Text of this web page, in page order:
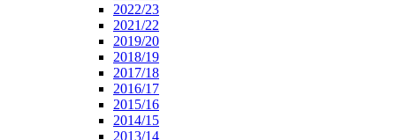
2022/23
2021/22
2019/20
2018/19
2017/18
2016/17
2015/16
2014/15
2013/14